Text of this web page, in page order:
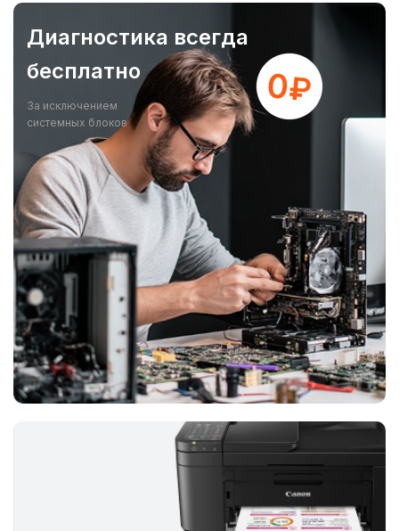
Диагностика всегда
бесплатно
За исключением
системных блоков